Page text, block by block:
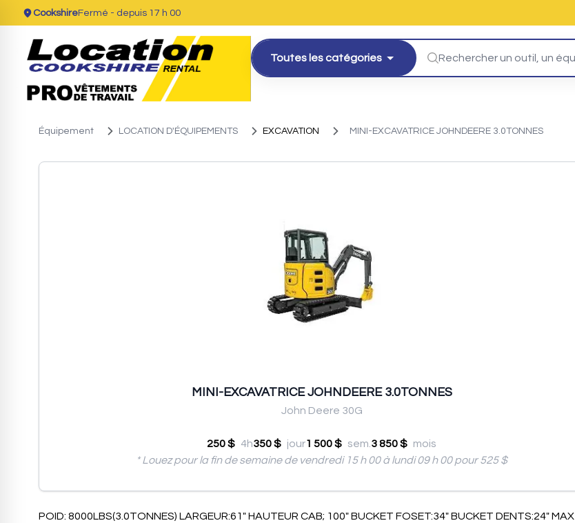
CookshireFermé - depuis 17 h 00
Toutes les catégories
Équipement LOCATION D'ÉQUIPEMENTS EXCAVATION MINI-EXCAVATRICE JOHNDEERE 3.0TONNES
MINI-EXCAVATRICE JOHNDEERE 3.0TONNES
John Deere 30G
250 $ 4h350 $ jour1 500 $ sem. 3 850 $ mois
* Louez pour la fin de semaine de vendredi 15 h 00 à lundi 09 h 00 pour 525 $
POID: 8000LBS(3.0TONNES) LARGEUR:61" HAUTEUR CAB; 100" BUCKET FOSET:34" BUCKET DENTS:24" MAX